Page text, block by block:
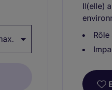
Il(elle)